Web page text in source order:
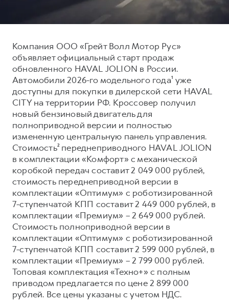
DARGO
от 3 199 000 ₽
DARGO X
от 3 499 000 ₽
F7
от 2 899 000 ₽
F7X
от 3 599 000 ₽
POER
от 3 449 000 ₽
КРЕДИТ И СТРАХОВАНИЕ
Кредитный калькулятор
Страхование
Кредит
КОРПОРАТИВНЫМ КЛИЕНТАМ
Для малого бизнеса
Корпоративным клиентам
Крупным корпоративным клиентам
Система управления автопарком GWM Fleet
Сервис для корпоративных клиентов
HAVAL Лизинг
Автомобильные аксессуары
Программа «Помощь на дороге»
Регламенты технического обслуживания
Электронный ПТС
ПОДДЕРЖКА
GWM Безопасность
Гарантия HAVAL
Мобильное приложение GWM
Программа «HAVAL Защита+»
Руководства по эксплуатации
Подписки
АКСЕССУАРЫ HAVAL
Автомобильные аксессуары
Коллекция CITY
Коллекция Базовая
Наша команда
Компания ООО «Грейт Волл Мотор Рус»
объявляет официальный старт продаж
обновленного HAVAL JOLION в России.
Автомобили 2026-го модельного года¹ уже
доступны для покупки в дилерской сети HAVAL
CITY на территории РФ. Кроссовер получил
новый бензиновый двигатель для
полноприводной версии и полностью
измененную центральную панель управления.
Стоимость² переднеприводного HAVAL JOLION
в комплектации «Комфорт» с механической
коробкой передач составит 2 049 000 рублей,
стоимость переднеприводной версии в
комплектации «Оптимум» с роботизированной
7-ступенчатой КПП составит 2 449 000 рублей, в
комплектации «Премиум» – 2 649 000 рублей.
Стоимость полноприводной версии в
комплектации «Оптимум» с роботизированной
7-ступенчатой КПП составит 2 599 000 рублей, в
комплектации «Премиум» – 2 799 000 рублей.
Топовая комплектация «Техно+» с полным
приводом предлагается по цене 2 899 000
рублей. Все цены указаны с учетом НДС.